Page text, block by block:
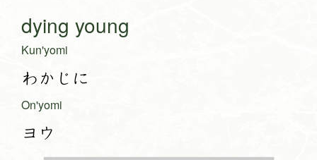
dying young
Kun'yomi
わかじに
On'yomi
ヨウ